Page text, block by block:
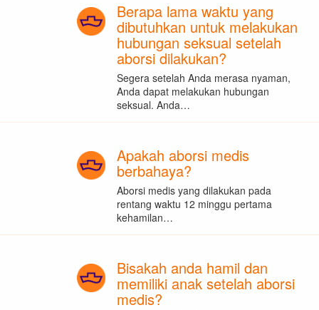
Berapa lama waktu yang
dibutuhkan untuk melakukan
hubungan seksual setelah
aborsi dilakukan?
Segera setelah Anda merasa nyaman,
Anda dapat melakukan hubungan
seksual. Anda…
Apakah aborsi medis
berbahaya?
Aborsi medis yang dilakukan pada
rentang waktu 12 minggu pertama
kehamilan…
Bisakah anda hamil dan
memiliki anak setelah aborsi
medis?